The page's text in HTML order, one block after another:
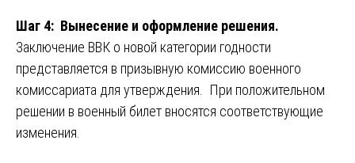
Шаг 4: Вынесение и оформление решения.
Заключение ВВК о новой категории годности
представляется в призывную комиссию военного
комиссариата для утверждения. При положительном
решении в военный билет вносятся соответствующие
изменения.